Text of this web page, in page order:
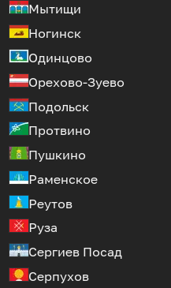
Мытищи
Ногинск
Одинцово
Орехово-Зуево
Подольск
Протвино
Пушкино
Раменское
Реутов
Руза
Сергиев Посад
Серпухов